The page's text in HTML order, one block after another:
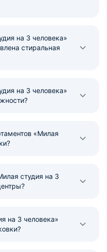
на 3 человека»
стиральная
на 3 человека»
«Милая
студия на 3
на 3 человека»